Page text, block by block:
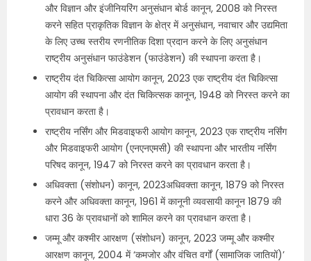
और विज्ञान और इंजीनियरिंग अनुसंधान बोर्ड कानून, 2008 को निरस्त
करने सहित प्राकृतिक विज्ञान के क्षेत्र में अनुसंधान, नवाचार और उद्यमिता
के लिए उच्च स्तरीय रणनीतिक दिशा प्रदान करने के लिए अनुसंधान
राष्ट्रीय अनुसंधान फाउंडेशन (फाउंडेशन) की स्थापना करता है।
राष्ट्रीय दंत चिकित्सा आयोग कानून, 2023 एक राष्ट्रीय दंत चिकित्सा
आयोग की स्थापना और दंत चिकित्सक कानून, 1948 को निरस्त करने का
प्रावधान करता है।
राष्ट्रीय नर्सिंग और मिडवाइफरी आयोग कानून, 2023 एक राष्ट्रीय नर्सिंग
और मिडवाइफरी आयोग (एनएनएमसी) की स्थापना और भारतीय नर्सिंग
परिषद कानून, 1947 को निरस्त करने का प्रावधान करता है।
अधिवक्ता (संशोधन) कानून, 2023अधिवक्‍ता कानून, 1879 को निरस्त
करने और अधिवक्ता कानून, 1961 में कानूनी व्यवसायी कानून 1879 की
धारा 36 के प्रावधानों को शामिल करने का प्रावधान करता है।
जम्मू और कश्मीर आरक्षण (संशोधन) कानून, 2023 जम्मू और कश्मीर
आरक्षण कानून, 2004 में ‘कमजोर और वंचित वर्गों (सामाजिक जातियों)’